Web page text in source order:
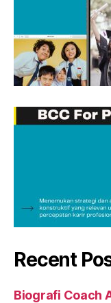
Recent
Biografi Coach